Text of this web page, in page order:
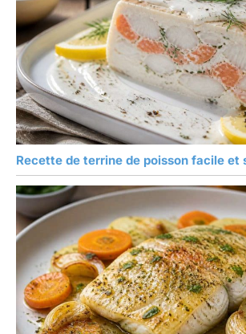
Recette de terrine de poisson facile et